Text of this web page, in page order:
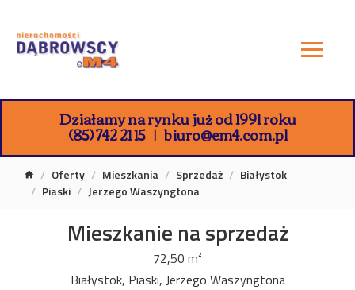
Działamy na rynku już od 1991 roku
(85) 742 21 15 biuro@em4.com.pl
Oferty Mieszkania Sprzedaż
Białystok
Piaski
Jerzego Waszyngtona
Mieszkanie na sprzedaż
72,50 m²
Białystok, Piaski, Jerzego Waszyngtona